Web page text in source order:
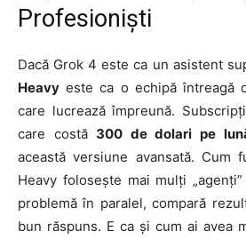
Profesioniști
Dacă Grok 4 este ca un asistent
Heavy este ca o echipă întreagă
care lucrează împreună.
care costă 300 de dolari pe
această versiune avansată. Cum
Heavy folosește mai mulți
problemă în paralel, compară
bun răspuns. E ca și cum ai avea